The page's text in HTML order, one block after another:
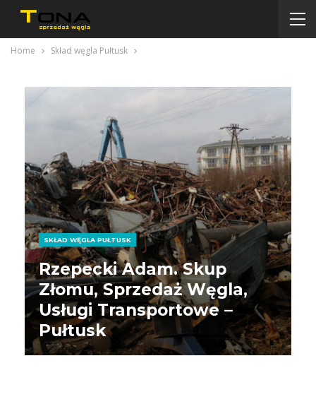
Home Skład węgla Pułtusk
SKŁAD WĘGLA PUŁTUSK
Rzepecki Adam. Skup
Złomu, Sprzedaż Węgla,
Usługi Transportowe –
Pułtusk